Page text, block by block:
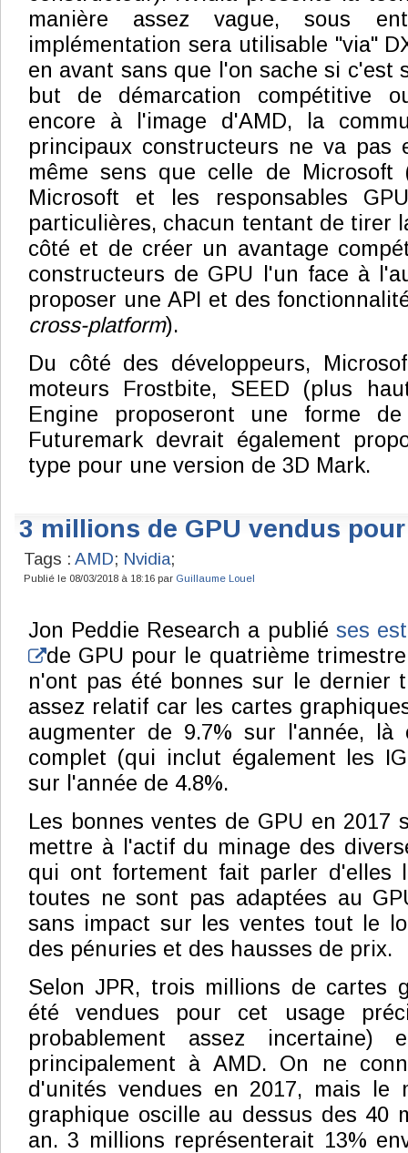
manière assez vague, sous
implémentation sera utilisable "via"
en avant sans que l'on sache si c'est
but de démarcation compétitive
encore à l'image d'AMD, la
principaux constructeurs ne va pas
même sens que celle de Microsoft
Microsoft et les responsables
particulières, chacun tentant de tirer
côté et de créer un avantage
constructeurs de GPU l'un face à
proposer une API et des
cross-platform).
Du côté des développeurs,
moteurs Frostbite, SEED (plus
Engine proposeront une forme
Futuremark devrait également
type pour une version de 3D Mark.
3 millions de GPU vendus
Tags : AMD; Nvidia;
Publié le 08/03/2018 à 18:16 par Guillaume Louel
Jon Peddie Research a publié ses
de GPU pour le quatrième
n'ont pas été bonnes sur le dernier
assez relatif car les cartes
augmenter de 9.7% sur l'année, là
complet (qui inclut également les
sur l'année de 4.8%.
Les bonnes ventes de GPU en 2017
mettre à l'actif du minage des
qui ont fortement fait parler d'elles
toutes ne sont pas adaptées au
sans impact sur les ventes tout le
des pénuries et des hausses de prix.
Selon JPR, trois millions de cartes
été vendues pour cet usage
probablement assez incertaine)
principalement à AMD. On ne
d'unités vendues en 2017, mais le
graphique oscille au dessus des 40
an. 3 millions représenterait 13%